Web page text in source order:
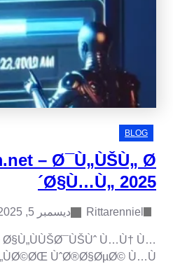
ØªØ­Ù…ÙŠÙ„
Ù…Ù† Ø£Ø¨Ø±Ø²